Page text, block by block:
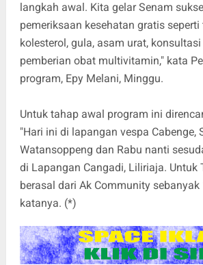
langkah awal. Kita gelar Senam
pemeriksaan kesehatan gratis
kolesterol, gula, asam urat,
pemberian obat multivitamin," kata
program, Epy Melani, Minggu.
Untuk tahap awal program ini
"Hari ini di lapangan vespa Cabenge,
Watansoppeng dan Rabu nanti
di Lapangan Cangadi, Liliriaja. Untuk
berasal dari Ak Community sebanyak
katanya. (*)